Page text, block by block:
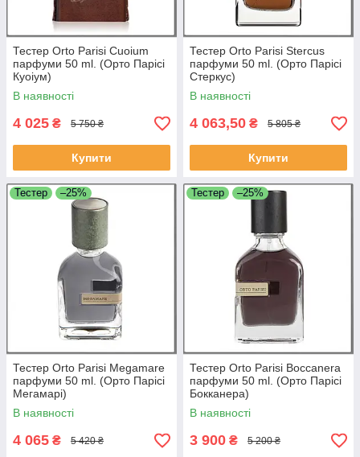
Тестер Orto Parisi Cuoium
парфуми 50 ml. (Орто Парісі
Куоіум)
В наявності
4 025 ₴ 5 750 ₴
Купити
Тестер Orto Parisi Stercus
парфуми 50 ml. (Орто Парісі
Стеркус)
В наявності
4 063,50 ₴ 5 805 ₴
Купити
Тестер –25%
Тестер Orto Parisi Megamare
парфуми 50 ml. (Орто Парісі
Мегамарі)
В наявності
4 065 ₴ 5 420 ₴
Тестер –25%
Тестер Orto Parisi Boccanera
парфуми 50 ml. (Орто Парісі
Бокканера)
В наявності
3 900 ₴ 5 200 ₴